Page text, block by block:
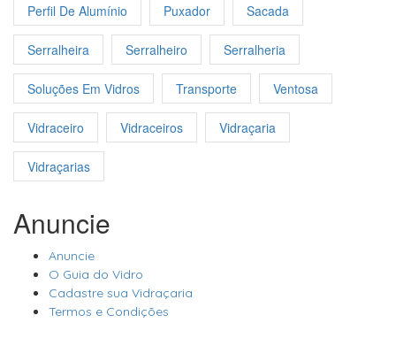
Perfil De Alumínio Puxador Sacada
Serralheira Serralheiro Serralheria
Soluções Em Vidros Transporte Ventosa
Vidraceiro Vidraceiros Vidraçaria
Vidraçarias
Anuncie
Anuncie
O Guia do Vidro
Cadastre sua Vidraçaria
Termos e Condições